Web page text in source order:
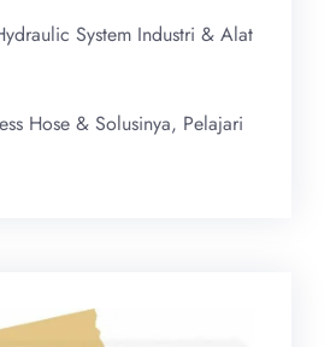
System Industri & Alat
Hose & Solusinya, Pelajari